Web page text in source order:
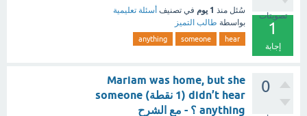
تصويتات
1
إجابة
سُئل منذ 1 يوم في تصنيف أسئلة تعليمية
بواسطة طالب التميز
hear
someone
anything
0
Mariam was home, but she
didn’t hear (1 نقطة) someone
anything ؟ - مع الشرح